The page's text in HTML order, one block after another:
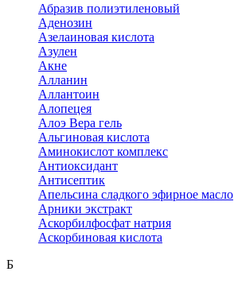
Абразив полиэтиленовый
Аденозин
Азелаиновая кислота
Азулен
Акне
Алланин
Аллантоин
Алопецея
Алоэ Вера гель
Альгиновая кислота
Аминокислот комплекс
Антиоксидант
Антисептик
Апельсина сладкого эфирное масло
Арники экстракт
Аскорбилфосфат натрия
Аскорбиновая кислота
Б